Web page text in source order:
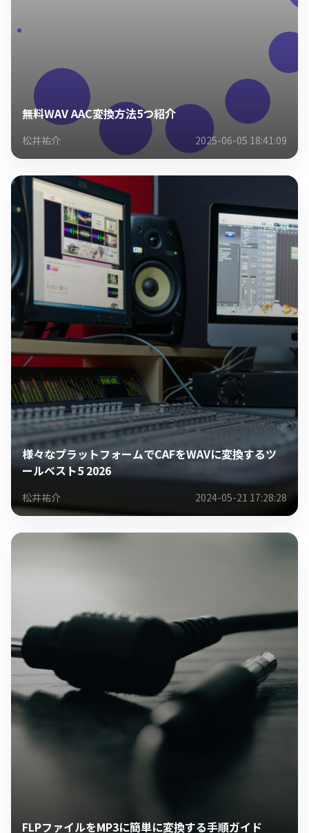
無料WAV AAC変換方法5つ紹介
松井祐介 2025-06-05 18:41:09
様々なプラットフォームでCAFをWAVに変換するツ
ールベスト5 2026
松井祐介 2024-05-21 17:28:28
FLPファイルをMP3に簡単に変換する手順ガイド